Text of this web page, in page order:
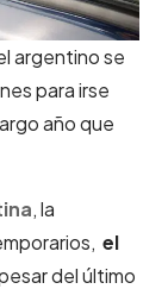
argentino se
para irse
año que
, la
el
del último